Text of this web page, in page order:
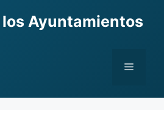
Ayuntamientos
Menu